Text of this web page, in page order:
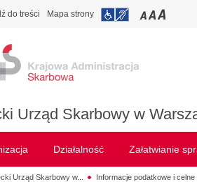
do treści Mapa strony
Urząd Skarbowy w
Działalność Załatwianie
Urząd Skarbowy w... Informacje podatkowe i celne